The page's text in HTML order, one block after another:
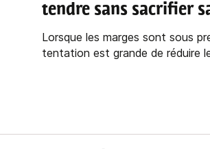
tendre sans sacrifier
Lorsque les marges sont sous
tentation est grande de réduire